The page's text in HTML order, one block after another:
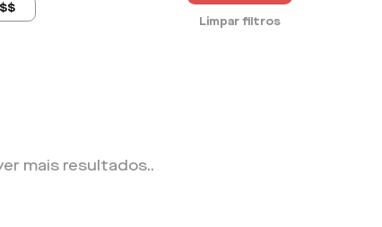
Limpar filtros
mais resultados..